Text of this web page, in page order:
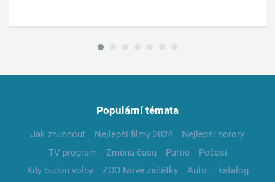
Populární témata
Jak zhubnout Nejlepší filmy 2024
Nejlepší horory
TV program
Změna času Partie
Počasí
Kdy budou volby
ZOO Nové začátky
Auto – katalog